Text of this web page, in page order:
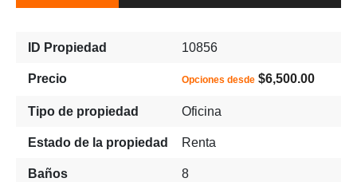
ID Propiedad 10856
Precio Opciones desde $6,500.00
Tipo de propiedad Oficina
Estado de la propiedad Renta
Baños 8